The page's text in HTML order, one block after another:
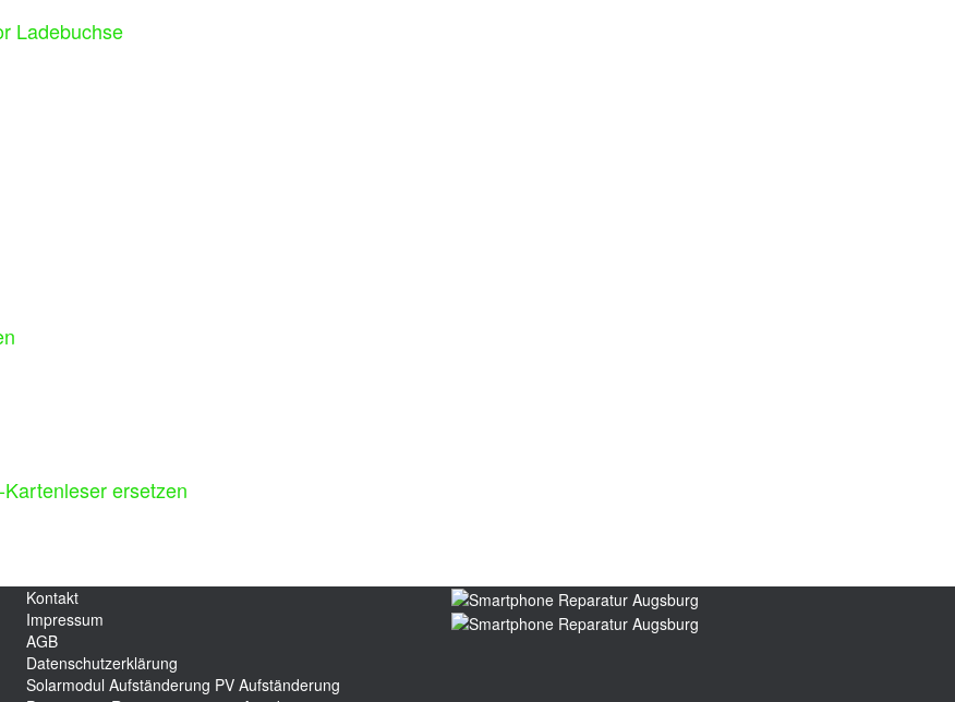
Ladebuchse
ersetzen
Kontakt
Impressum
AGB
Datenschutzerklärung
Solarmodul Aufständerung PV Aufständerung